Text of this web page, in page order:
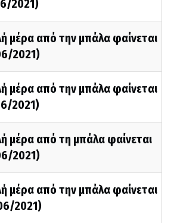
2021)
μέρα από την μπάλα φαίνεται
2021)
μέρα από την μπάλα φαίνεται
2021)
μέρα από τη μπάλα φαίνεται
2021)
μέρα από την μπάλα φαίνεται
2021)